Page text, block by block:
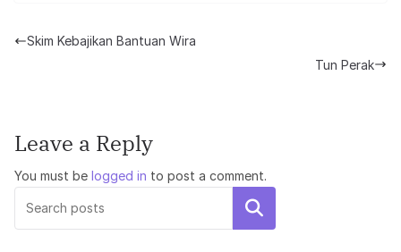
Skim Kebajikan Bantuan Wira
Tun Perak
Leave a Reply
You must be logged in to post a comment.
Search